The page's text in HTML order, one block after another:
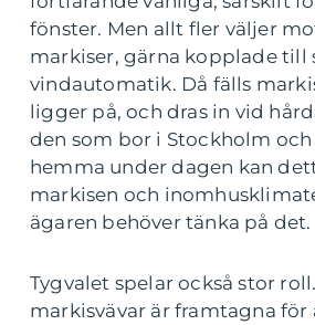
fönster. Men allt fler väljer
markiser, gärna kopplade till
vindautomatik. Då fälls
ligger på, och dras in vid
den som bor i Stockholm
hemma under dagen kan
markisen och
ägaren behöver tänka på det.
Tygvalet spelar också stor
markisvävar är framtagna för